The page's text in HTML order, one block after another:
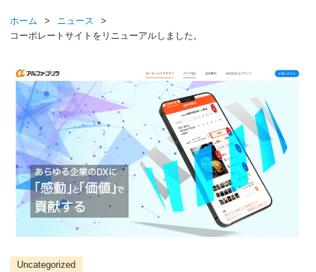
ホーム
ニュース
コーポレートサイトをリニューアルしました。
Uncategorized